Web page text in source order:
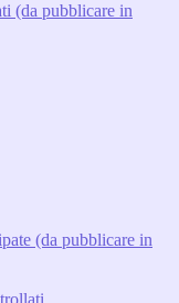
(da pubblicare in
(da pubblicare in